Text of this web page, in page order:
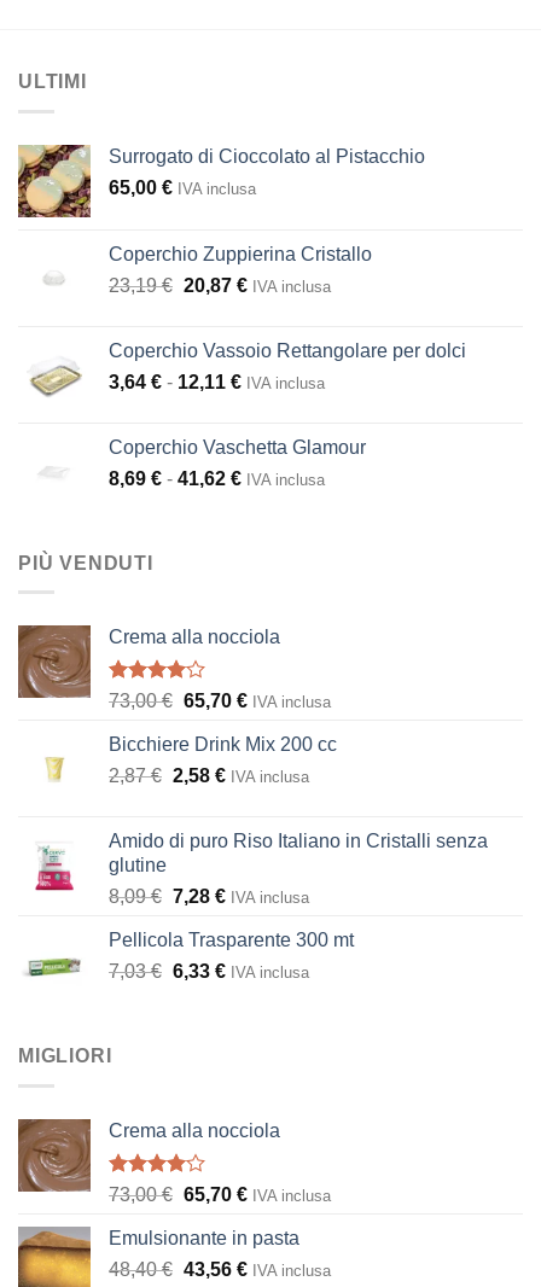
ULTIMI
Surrogato di Cioccolato al Pistacchio
65,00 € IVA inclusa
Coperchio Zuppierina Cristallo
23,19€ Il
era:
23,19 €.
20,87 €Il
è:
20,87 €.
IVA inclusa
Coperchio Vassoio Rettangolare per dolci
3,64 € - 12,11 €Fascia
da
3,64 €
IVA inclusa
Coperchio Vaschetta Glamour
8,69 € - 41,62 €Fascia
41,62 €
IVA inclusa
PIÙ VENDUTI
Crema alla nocciola
Valutato
5
73,00€ Il
originale
era:
65,70 €Il
attuale
è:
IVA inclusa
Bicchiere Drink Mix 200 cc
2,87€ Il
era:
2,58 €Il
è:
IVA inclusa
Amido di puro Riso Italiano in Cristalli senza
glutine
8,09€ Il
originale
era:
7,28 €Il
attuale
è:
IVA inclusa
Pellicola Trasparente 300 mt
7,03€ Il
6,33 €IlIVA inclusa
MIGLIORI
Crema alla nocciola
Valutato
5
73,00€ Il
originale
era:
65,70 €Il
attuale
è:
IVA inclusa
Emulsionante in pasta
48,40€ Il
43,56 €IlIVA inclusa